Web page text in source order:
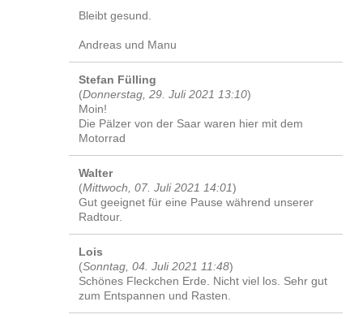
Bleibt gesund.
Andreas und Manu
Stefan Fülling
(Donnerstag, 29. Juli 2021 13:10)
Moin!
Die Pälzer von der Saar waren hier mit dem
Motorrad
Walter
(Mittwoch, 07. Juli 2021 14:01)
Gut geeignet für eine Pause während unserer
Radtour.
Lois
(Sonntag, 04. Juli 2021 11:48)
Schönes Fleckchen Erde. Nicht viel los. Sehr gut
zum Entspannen und Rasten.